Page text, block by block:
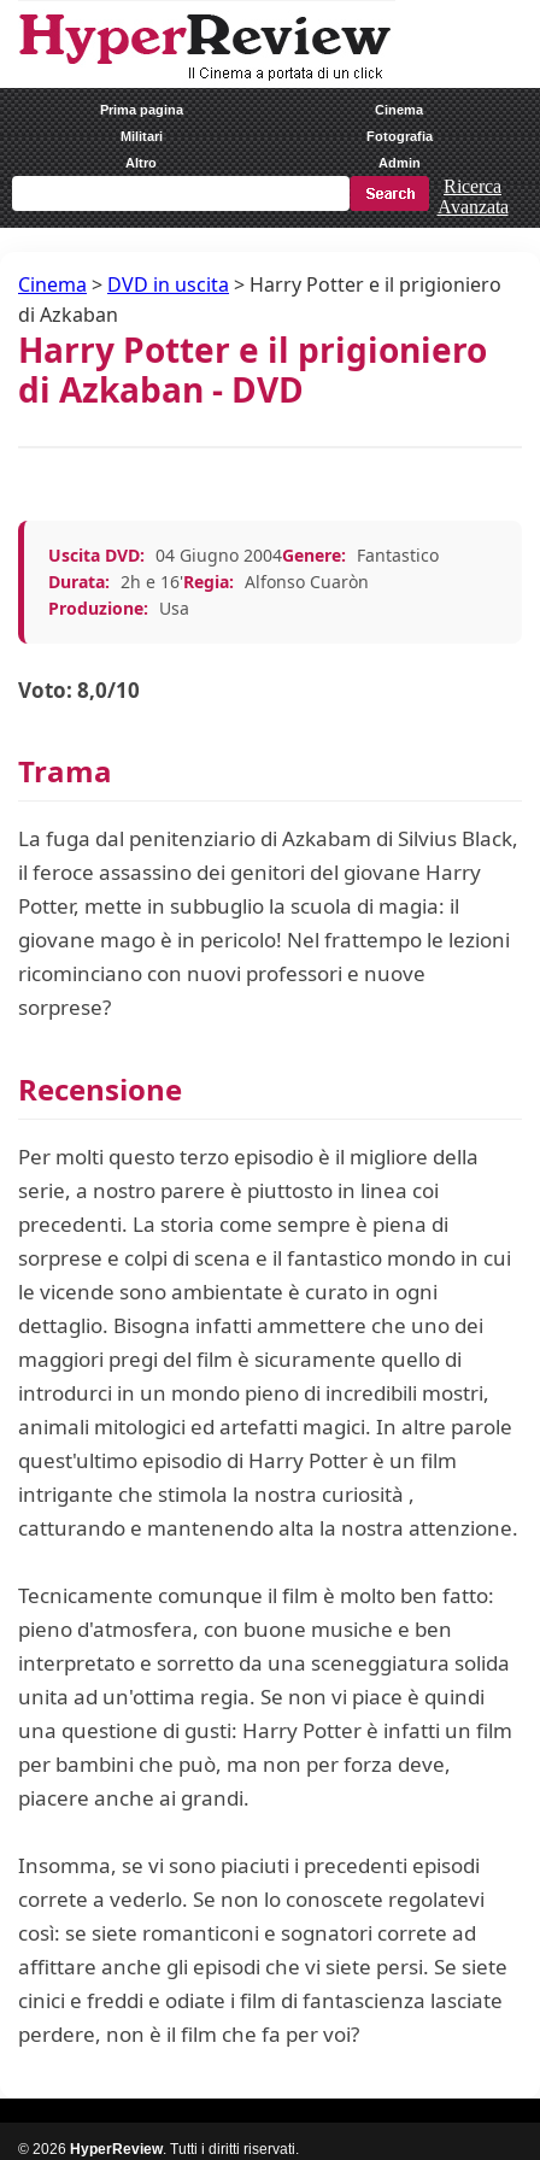
Prima pagina
Cinema
Militari
Fotografia
Altro
Admin
Ricerca
Avanzata
Cinema > DVD in uscita > Harry Potter e il prigioniero
di Azkaban
Harry Potter e il prigioniero
di Azkaban - DVD
Uscita DVD: 04 Giugno 2004Genere: Fantastico
Durata: 2h e 16'Regia: Alfonso Cuaròn
Produzione: Usa
Voto: 8,0/10
Trama
La fuga dal penitenziario di Azkabam di Silvius Black,
il feroce assassino dei genitori del giovane Harry
Potter, mette in subbuglio la scuola di magia: il
giovane mago è in pericolo! Nel frattempo le lezioni
ricominciano con nuovi professori e nuove
sorprese?
Recensione
Per molti questo terzo episodio è il migliore della
serie, a nostro parere è piuttosto in linea coi
precedenti. La storia come sempre è piena di
sorprese e colpi di scena e il fantastico mondo in cui
le vicende sono ambientate è curato in ogni
dettaglio. Bisogna infatti ammettere che uno dei
maggiori pregi del film è sicuramente quello di
introdurci in un mondo pieno di incredibili mostri,
animali mitologici ed artefatti magici. In altre parole
quest'ultimo episodio di Harry Potter è un film
intrigante che stimola la nostra curiosità ,
catturando e mantenendo alta la nostra attenzione.
Tecnicamente comunque il film è molto ben fatto:
pieno d'atmosfera, con buone musiche e ben
interpretato e sorretto da una sceneggiatura solida
unita ad un'ottima regia. Se non vi piace è quindi
una questione di gusti: Harry Potter è infatti un film
per bambini che può, ma non per forza deve,
piacere anche ai grandi.
Insomma, se vi sono piaciuti i precedenti episodi
correte a vederlo. Se non lo conoscete regolatevi
così: se siete romanticoni e sognatori correte ad
affittare anche gli episodi che vi siete persi. Se siete
cinici e freddi e odiate i film di fantascienza lasciate
perdere, non è il film che fa per voi?
© 2026 HyperReview. Tutti i diritti riservati.